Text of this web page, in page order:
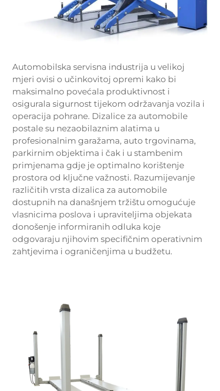
Automobilska servisna industrija u velikoj
mjeri ovisi o učinkovitoj opremi kako bi
maksimalno povećala produktivnost i
osigurala sigurnost tijekom održavanja vozila i
operacija pohrane. Dizalice za automobile
postale su nezaobilaznim alatima u
profesionalnim garažama, auto trgovinama,
parkirnim objektima i čak i u stambenim
primjenama gdje je optimalno korištenje
prostora od ključne važnosti. Razumijevanje
različitih vrsta dizalica za automobile
dostupnih na današnjem tržištu omogućuje
vlasnicima poslova i upraviteljima objekata
donošenje informiranih odluka koje
odgovaraju njihovim specifičnim operativnim
zahtjevima i ograničenjima u budžetu.